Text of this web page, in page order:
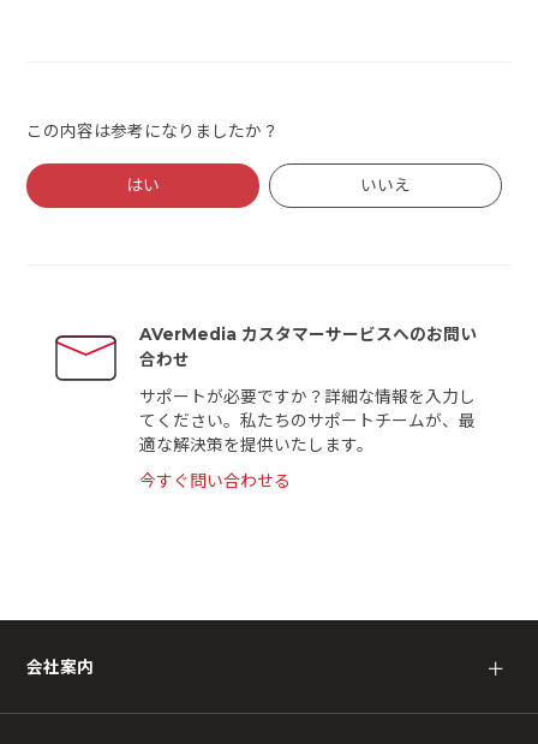
この内容は参考になりましたか？
はい いいえ
AVerMedia カスタマーサービスへのお問い
合わせ
サポートが必要ですか？詳細な情報を入力し
てください。私たちのサポートチームが、最
適な解決策を提供いたします。
今すぐ問い合わせる
会社案内 ＋